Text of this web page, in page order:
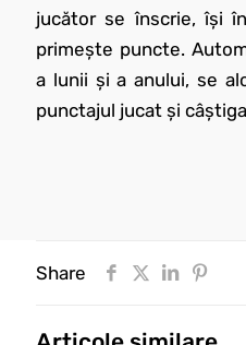
jucător se înscrie, își
primește puncte.
a lunii și a anului, se
punctajul jucat și
Share